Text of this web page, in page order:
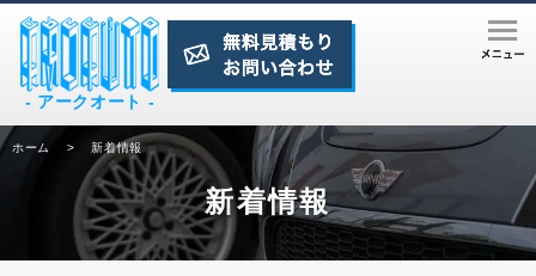
- アークオート -
ホーム > 新着情報
新着情報